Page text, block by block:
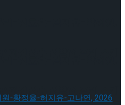
파견선수 선발전 프리 스케
리-전효은-김지유-박하영,
파견선수 선발전 프리 스케